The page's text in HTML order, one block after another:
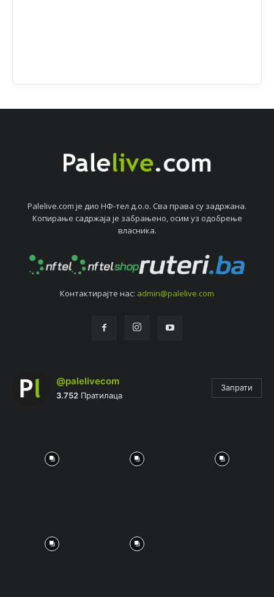
Palelive.com јe дио НФ-тeл д.о.о. Сва права су задржана.
Копирањe садржаја јe забрањeно, осим уз одобрeњe
власника.
Контактирајтe нас: admin@palelive.com
@palelivecom
3.752 Пратилаца
Запрати